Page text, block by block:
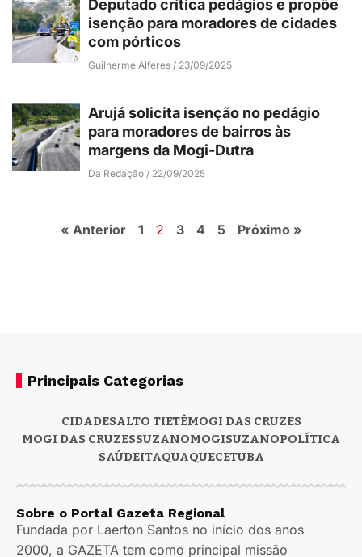
Deputado crítica pedágios e propõe
isenção para moradores de cidades
com pórticos
Guilherme Alferes 23/09/2025
Arujá solicita isenção no pedágio
para moradores de bairros às
margens da Mogi-Dutra
Da Redação 22/09/2025
« Anterior 1 2 3 4 5 Próximo »
Principais Categorias
CIDADESALTO TIETÊMOGI DAS CRUZES
MOGI DAS CRUZESSUZANOMOGISUZANOPOLÍTICA
SAÚDEITAQUAQUECETUBA
Sobre o Portal Gazeta Regional
Fundada por Laerton Santos no início dos anos
2000, a GAZETA tem como principal missão